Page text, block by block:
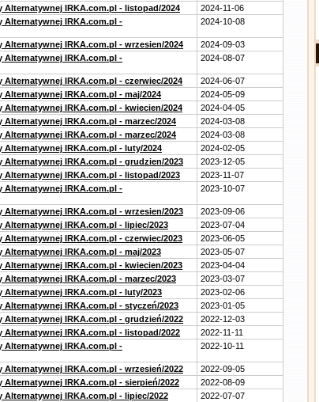
IRKA.com.pl - listopad/2024
2024-11-06
IRKA.com.pl -
2024-10-08
IRKA.com.pl - wrzesien/2024
2024-09-03
IRKA.com.pl -
2024-08-07
IRKA.com.pl - czerwiec/2024
2024-06-07
IRKA.com.pl - maj/2024
2024-05-09
IRKA.com.pl - kwiecien/2024
2024-04-05
IRKA.com.pl - marzec/2024
2024-03-08
IRKA.com.pl - marzec/2024
2024-03-08
IRKA.com.pl - luty/2024
2024-02-05
IRKA.com.pl - grudzien/2023
2023-12-05
IRKA.com.pl - listopad/2023
2023-11-07
IRKA.com.pl -
2023-10-07
IRKA.com.pl - wrzesien/2023
2023-09-06
IRKA.com.pl - lipiec/2023
2023-07-04
IRKA.com.pl - czerwiec/2023
2023-06-05
IRKA.com.pl - maj/2023
2023-05-07
IRKA.com.pl - kwiecien/2023
2023-04-04
IRKA.com.pl - marzec/2023
2023-03-07
IRKA.com.pl - luty/2023
2023-02-06
IRKA.com.pl - styczeń/2023
2023-01-05
IRKA.com.pl - grudzień/2022
2022-12-03
IRKA.com.pl - listopad/2022
2022-11-11
IRKA.com.pl -
2022-10-11
IRKA.com.pl - wrzesień/2022
2022-09-05
IRKA.com.pl - sierpień/2022
2022-08-09
IRKA.com.pl - lipiec/2022
2022-07-07